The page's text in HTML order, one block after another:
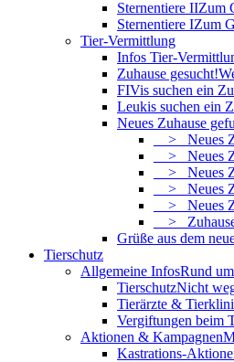
Sternentiere IIZum
Sternentiere IZum
Tier-Vermittlung
Infos Tier-
Zuhause gesucht!
FIVis suchen ein
Leukis suchen ein
Neues Zuhause
> Neues
> Neues
> Neues
> Neues
> Neues
> Zuhause
Grüße aus dem
Tierschutz
Allgemeine InfosRund
TierschutzNicht
Tierärzte &
Vergiftungen beim
Aktionen & Kampagnen
Kastrations-